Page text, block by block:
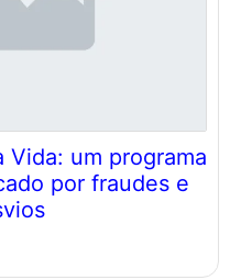
Vida: um programa
por fraudes e